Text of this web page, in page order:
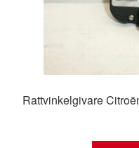
Rattvinkelgivare